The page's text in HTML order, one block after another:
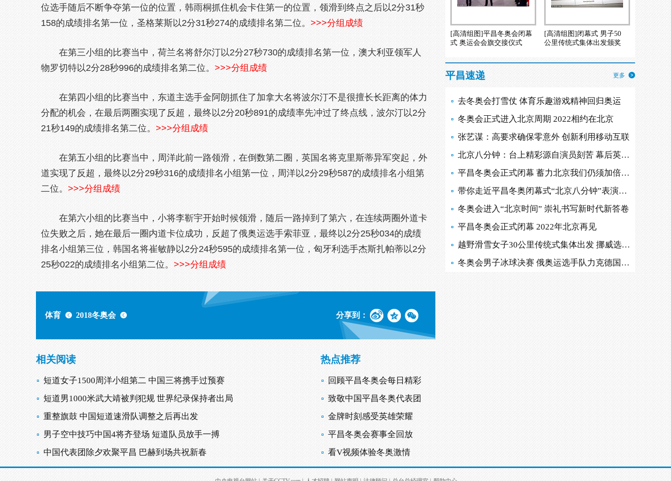
位选手随后不断争夺第一位的位置，韩雨桐抓住机会卡住第一的位置，领滑到终点之后以2分31秒
158的成绩排名第一位，圣格莱斯以2分31秒274的成绩排名第二位。 >>>分组成绩
在第三小组的比赛当中，荷兰名将舒尔汀以2分27秒730的成绩排名第一位，澳大利亚领军人
物罗切特以2分28秒996的成绩排名第二位。 >>>分组成绩
在第四小组的比赛当中，东道主选手金阿朗抓住了加拿大名将波尔汀不是很擅长长距离的体力
分配的机会，在最后两圈实现了反超，最终以2分20秒891的成绩率先冲过了终点线，波尔汀以2分
21秒149的成绩排名第二位。 >>>分组成绩
在第五小组的比赛当中，周洋此前一路领滑，在倒数第二圈，英国名将克里斯蒂异军突起，外
道实现了反超，最终以2分29秒316的成绩排名小组第一位，周洋以2分29秒587的成绩排名小组第
二位。 >>>分组成绩
在第六小组的比赛当中，小将李靳宇开始时候领滑，随后一路掉到了第六，在连续两圈外道卡
位失败之后，她在最后一圈内道卡位成功，反超了俄奥运选手索菲亚，最终以2分25秒034的成绩
排名小组第三位，韩国名将崔敏静以2分24秒595的成绩排名第一位，匈牙利选手杰斯扎帕蒂以2分
25秒022的成绩排名小组第二位。 >>>分组成绩
体育 2018冬奥会 分享到：
相关阅读
短道女子1500周洋小组第二 中国三将携手过预赛
短道男1000米武大靖被判犯规 世界纪录保持者出局
重整旗鼓 中国短道速滑队调整之后再出发
男子空中技巧中国4将齐登场 短道队员放手一搏
中国代表团除夕欢聚平昌 巴赫到场共祝新春
热点推荐
回顾平昌冬奥会每日精彩
致敬中国平昌冬奥代表团
金牌时刻感受英雄荣耀
平昌冬奥会赛事全回放
看V视频体验冬奥激情
[高清组图]平昌冬奥会闭幕
式 奥运会会旗交接仪式
[高清组图]闭幕式 男子50
公里传统式集体出发颁奖
平昌速递 更多
去冬奥会打雪仗 体育乐趣游戏精神回归奥运
冬奥会正式进入北京周期 2022相约在北京
张艺谋：高要求确保零意外 创新利用移动互联
北京八分钟：台上精彩源自演员刻苦 幕后英雄多
平昌冬奥会正式闭幕 蓄力北京我们仍须加倍努力
带你走近平昌冬奥闭幕式“北京八分钟”表演现场
冬奥会进入“北京时间” 崇礼书写新时代新答卷
平昌冬奥会正式闭幕 2022年北京再见
越野滑雪女子30公里传统式集体出发 挪威选手摘金
冬奥会男子冰球决赛 俄奥运选手队力克德国队夺金